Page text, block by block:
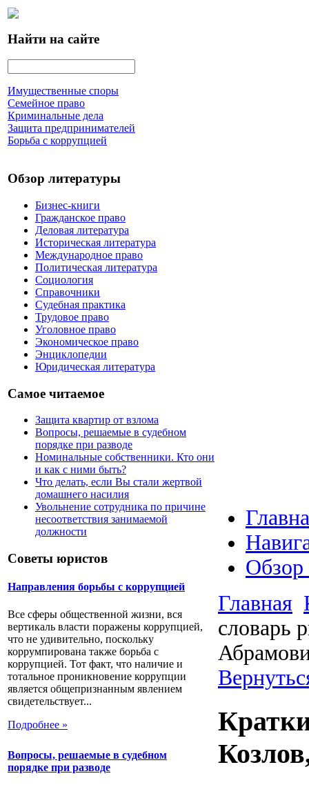
Найти на сайте
Имущественные споры
Семейное право
Криминальные дела
Защита предпринимателей
Борьба с коррупцией
Обзор литературы
Бизнес-книги
Гражданское право
Деловая литература
Историческая литература
Международное право
Политическая литература
Социология
Справочники
Судебная практика
Трудовое право
Уголовное право
Экономическое право
Энциклопедии
Юридическая литература
Самое читаемое
Защита квартир от взлома
Вопросы, решаемые в судебном
порядке при разводе
Номинальные собственники. Кто они
и как с ними быть?
Что делать, если Вы стали жертвой
домашнего насилия
Увольнение сотрудника по причине
несоответствия занимаемой
должности
Советы юристов
Направления борьбы с коррупцией
Все сферы общественной жизни, вся
вертикаль власти поражены коррупцией,
что не удивительно, поскольку
коррумпирована также борьба с
коррупцией. Тот факт, что наличие и
тотальное проникновение коррупции
является общепризнанным явлением
свидетельствует...
Подробнее »
Вопросы, решаемые в судебном
порядке при разводе
Обзор
Главная
словарь